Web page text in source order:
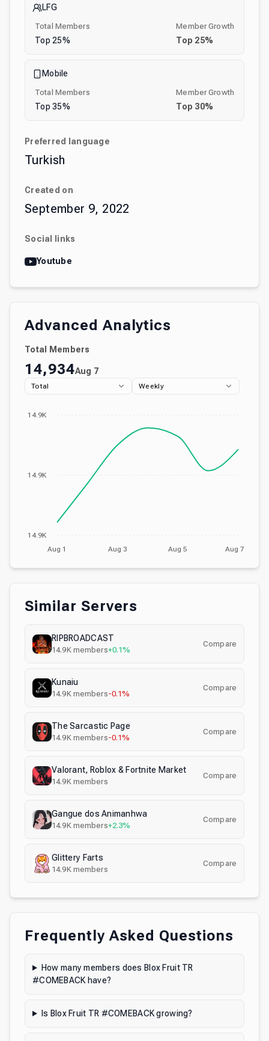
LFG
Total Members
Top 25%
Member Growth
Top 25%
Mobile
Total Members
Top 35%
Member Growth
Top 30%
Preferred language
Turkish
Created on
September 9, 2022
Social links
Youtube
Advanced Analytics
Total Members
14,934Aug 7
Total Weekly
Aug 1 Aug 3 Aug 5 Aug 7
14.9K
14.9K
14.9K
Similar Servers
RIPBROADCAST
14.9Kmembers+0.1%
Compare
Kunaiu
14.9Kmembers-0.1%
Compare
The Sarcastic Page
14.9Kmembers-0.1%
Compare
Valorant, Roblox & Fortnite Market
14.9Kmembers
Compare
Gangue dos Animanhwa
14.9Kmembers+2.3%
Compare
Glittery Farts
14.9Kmembers
Compare
Frequently Asked Questions
How many members does Blox Fruit TR
#COMEBACK have?
Is Blox Fruit TR #COMEBACK growing?